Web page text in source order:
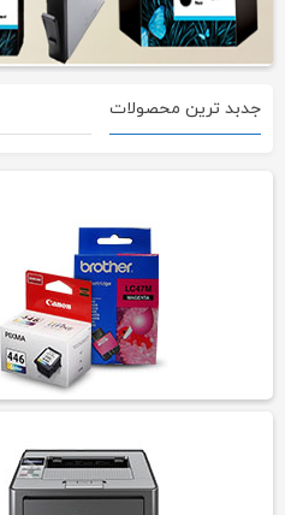
جدبد ترین محصولات